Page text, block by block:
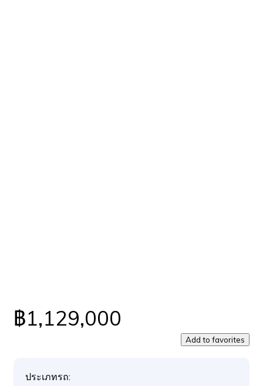
฿1,129,000
Add to favorites
ประเภทรถ: